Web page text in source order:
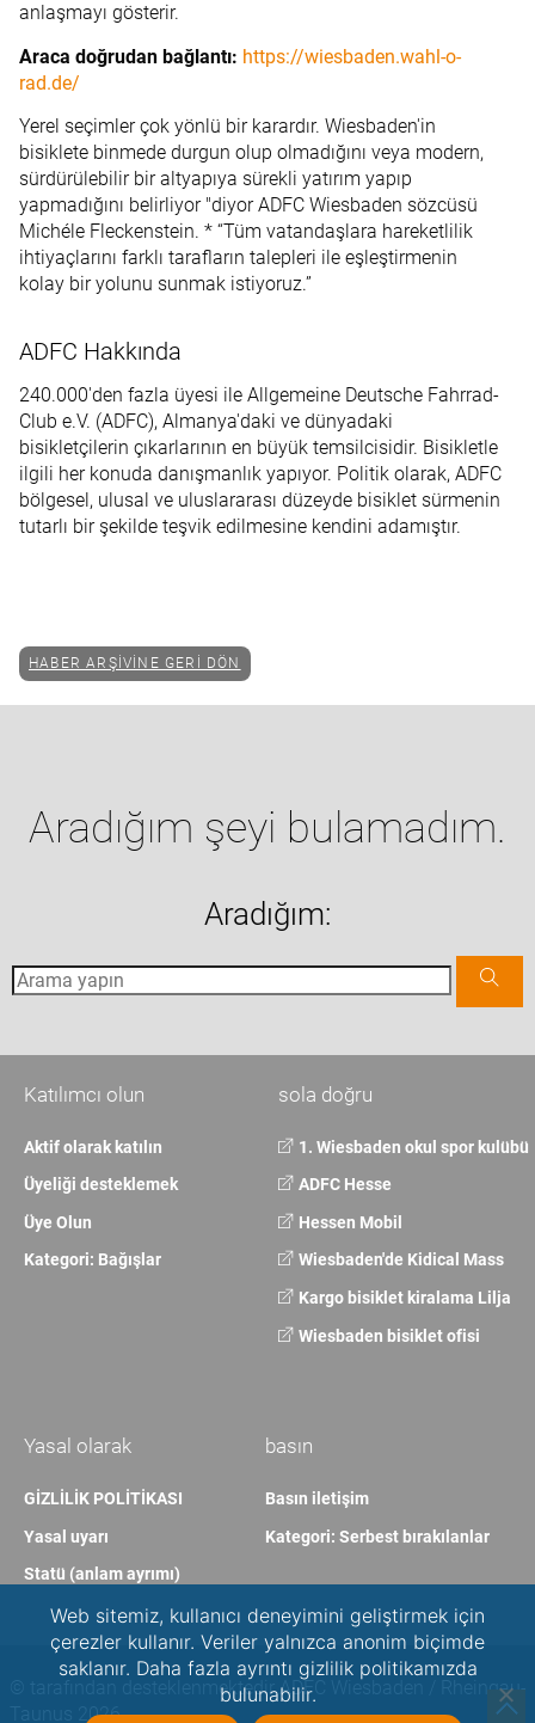
anlaşmayı gösterir.
Araca doğrudan bağlantı: https://wiesbaden.wahl-o-
rad.de/
Yerel seçimler çok yönlü bir karardır. Wiesbaden'in
bisiklete binmede durgun olup olmadığını veya modern,
sürdürülebilir bir altyapıya sürekli yatırım yapıp
yapmadığını belirliyor "diyor ADFC Wiesbaden sözcüsü
Michéle Fleckenstein. * “Tüm vatandaşlara hareketlilik
ihtiyaçlarını farklı tarafların talepleri ile eşleştirmenin
kolay bir yolunu sunmak istiyoruz.”
ADFC Hakkında
240.000'den fazla üyesi ile Allgemeine Deutsche Fahrrad-
Club e.V. (ADFC), Almanya'daki ve dünyadaki
bisikletçilerin çıkarlarının en büyük temsilcisidir. Bisikletle
ilgili her konuda danışmanlık yapıyor. Politik olarak, ADFC
bölgesel, ulusal ve uluslararası düzeyde bisiklet sürmenin
tutarlı bir şekilde teşvik edilmesine kendini adamıştır.
HABER ARŞIVINE GERI DÖN
Aradığım şeyi bulamadım.
Aradığım:
sola doğru
1. Wiesbaden okul spor kulübü
ADFC Hesse
Hessen Mobil
Wiesbaden'de Kidical Mass
Kargo bisiklet kiralama Lilja
Wiesbaden bisiklet ofisi
Katılımcı olun
Aktif olarak katılın
Üyeliği desteklemek
Üye Olun
Kategori: Bağışlar
basın
Basın iletişim
Kategori: Serbest bırakılanlar
Yasal olarak
GİZLİLİK POLİTİKASI
Yasal uyarı
Statü (anlam ayrımı)
© tarafından desteklenmektedir ADFC Wiesbaden / Rheingau-
Taunus 2026
Web sitemiz, kullanıcı deneyimini geliştirmek için
çerezler kullanır. Veriler yalnızca anonim biçimde
saklanır. Daha fazla ayrıntı gizlilik politikamızda
bulunabilir.